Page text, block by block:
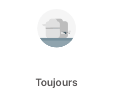
Toujours